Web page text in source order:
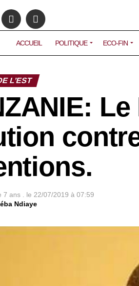
ACCUEIL POLITIQUE ECO-FIN
L’EST
7 ans . le 22/07/2019 à 07:59
Ndiaye